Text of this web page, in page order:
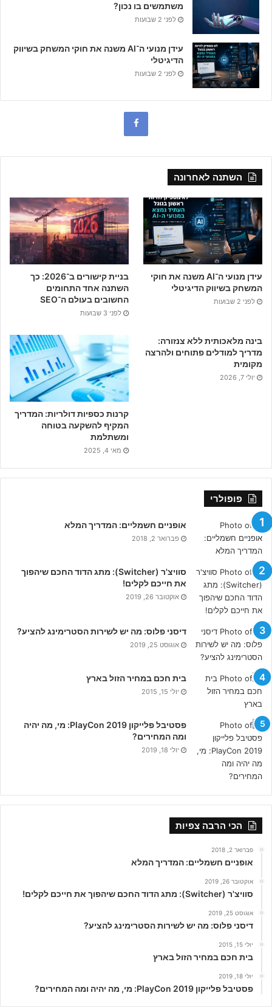
משתמשים בו נכון?
לפני 2 שבועות
עידן מנועי ה־AI משנה את חוקי המשחק בשיווק
הדיגיטלי
לפני 2 שבועות
b
o
o
k
השתנה לאחרונה
עידן מנועי ה־AI משנה את חוקי
המשחק בשיווק הדיגיטלי
לפני 2 שבועות
בניית קישורים ב־2026: כך
השתנה אחד התחומים
החשובים בעולם ה־SEO
לפני 3 שבועות
בינה מלאכותית ללא צנזורה:
מדריך למודלים פתוחים ולהרצה
מקומית
יולי 7, 2026
קרנות כספיות דולריות: המדריך
המקיף להשקעה בטוחה
ומשתלמת
מאי 4, 2025
פופולרי
אופניים חשמליים: המדריך המלא
פברואר 2, 2018
סוויצ'ר (Switcher): מתג הדוד החכם שיהפוך
את חייכם לקלים!
אוקטובר 26, 2019
דיסני פלוס: מה יש לשירות הסטרימינג להציע?
אוגוסט 25, 2019
בית חכם במחיר הזול בארץ
יולי 15, 2015
פסטיבל פלייקון PlayCon 2019: מי, מה יהיה
ומה המחירים?
יולי 18, 2019
הכי הרבה צפיות
פברואר 2, 2018
אופניים חשמליים: המדריך המלא
אוקטובר 26, 2019
סוויצ'ר (Switcher): מתג הדוד החכם שיהפוך את חייכם לקלים!
אוגוסט 25, 2019
דיסני פלוס: מה יש לשירות הסטרימינג להציע?
יולי 15, 2015
בית חכם במחיר הזול בארץ
יולי 18, 2019
פסטיבל פלייקון PlayCon 2019: מי, מה יהיה ומה המחירים?